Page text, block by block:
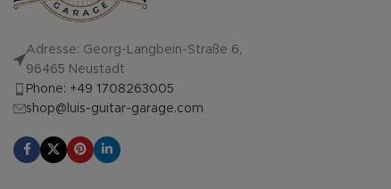
Adresse: Georg-Langbein-Straße 6,
96465 Neustadt
Phone: +49 1708263005
shop@luis-guitar-garage.com